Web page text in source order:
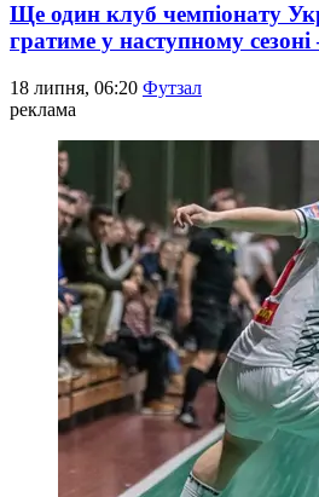
Ще один клуб чемпіонату
гратиме у наступному
18 липня, 06:20 Футзал
реклама